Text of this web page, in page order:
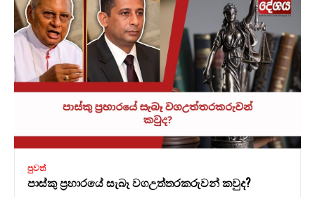
පුවත්
පාස්කු ප්‍රහාරයේ සැබෑ වගඋත්තරකරුවන් කවුද?